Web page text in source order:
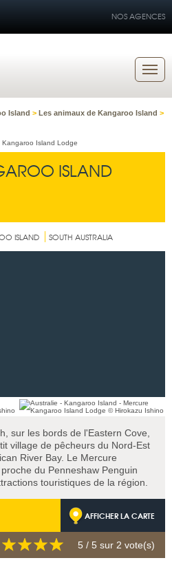
NOS AGENCES
Island > Les animaux de Kangaroo Island >
ISLAND
ISLAND SOUTH AUSTRALIA
sur les bords de l'Eastern Cove,
village de pêcheurs du Nord-Est
River Bay. Le Mercure
du Penneshaw Penguin
touristiques de la région.
AFFICHER LA CARTE
5 / 5 sur 2 vote(s)